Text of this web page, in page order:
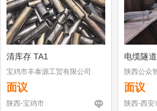
清库存 TA1
宝鸡市丰泰源工贸有限公司
面议
陕西-宝鸡市
电缆隧
陕西公众
面议
陕西-西安